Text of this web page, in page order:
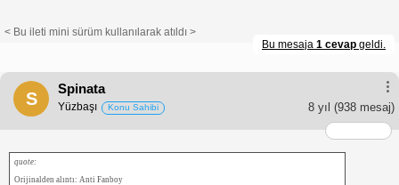
< Bu ileti mini sürüm kullanılarak atıldı >
Bu mesaja 1 cevap geldi.
S
Spinata
8 yıl (938 mesaj)
Yüzbaşı Konu Sahibi
quote:
Orijinalden alıntı: Anti Fanboy